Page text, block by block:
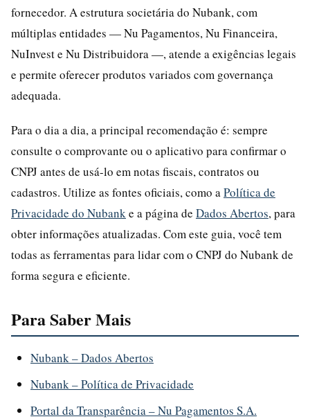
fornecedor. A estrutura societária do Nubank, com
múltiplas entidades — Nu Pagamentos, Nu Financeira,
NuInvest e Nu Distribuidora —, atende a exigências legais
e permite oferecer produtos variados com governança
adequada.
Para o dia a dia, a principal recomendação é: sempre
consulte o comprovante ou o aplicativo para confirmar o
CNPJ antes de usá-lo em notas fiscais, contratos ou
cadastros. Utilize as fontes oficiais, como a Política de
Privacidade do Nubank e a página de Dados Abertos, para
obter informações atualizadas. Com este guia, você tem
todas as ferramentas para lidar com o CNPJ do Nubank de
forma segura e eficiente.
Para Saber Mais
Nubank – Dados Abertos
Nubank – Política de Privacidade
Portal da Transparência – Nu Pagamentos S.A.